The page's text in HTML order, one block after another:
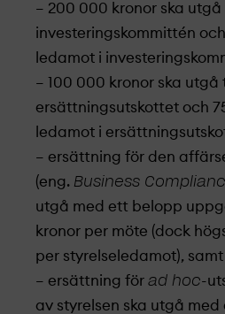
– 200 000 kronor ska
investerings­kommittén och
ledamot i
– 100 000 kronor ska
ersättnings­utskottet och
ledamot i
– ersättning för den
(eng. Business
utgå med ett belopp
kronor per möte (dock
per styrelseledamot), samt
– ersättning för ad hoc-
av styrelsen ska utgå